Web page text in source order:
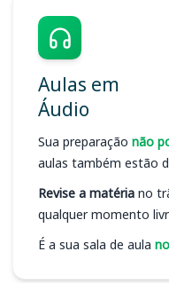
Aulas em
Áudio
Sua preparação não
aulas também estão
Revise a matéria no
qualquer momento
É a sua sala de aula